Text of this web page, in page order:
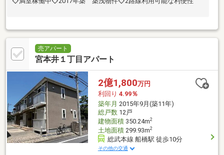
売アパート
宮本井１丁目アパート
2億1,800万円
利回り 4.99％
築年月 2015年9月(築11年)
総戸数12戸
建物面積350.24m2
土地面積299.93m2
総武本線 船橋駅 徒歩10分
その他の交通